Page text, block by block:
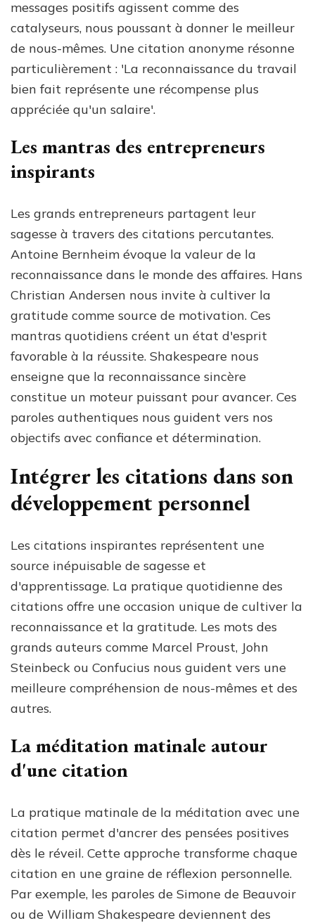
messages positifs agissent comme des
catalyseurs, nous poussant à donner le meilleur
de nous-mêmes. Une citation anonyme résonne
particulièrement : 'La reconnaissance du travail
bien fait représente une récompense plus
appréciée qu'un salaire'.
Les mantras des entrepreneurs
inspirants
Les grands entrepreneurs partagent leur
sagesse à travers des citations percutantes.
Antoine Bernheim évoque la valeur de la
reconnaissance dans le monde des affaires. Hans
Christian Andersen nous invite à cultiver la
gratitude comme source de motivation. Ces
mantras quotidiens créent un état d'esprit
favorable à la réussite. Shakespeare nous
enseigne que la reconnaissance sincère
constitue un moteur puissant pour avancer. Ces
paroles authentiques nous guident vers nos
objectifs avec confiance et détermination.
Intégrer les citations dans son
développement personnel
Les citations inspirantes représentent une
source inépuisable de sagesse et
d'apprentissage. La pratique quotidienne des
citations offre une occasion unique de cultiver la
reconnaissance et la gratitude. Les mots des
grands auteurs comme Marcel Proust, John
Steinbeck ou Confucius nous guident vers une
meilleure compréhension de nous-mêmes et des
autres.
La méditation matinale autour
d'une citation
La pratique matinale de la méditation avec une
citation permet d'ancrer des pensées positives
dès le réveil. Cette approche transforme chaque
citation en une graine de réflexion personnelle.
Par exemple, les paroles de Simone de Beauvoir
ou de William Shakespeare deviennent des